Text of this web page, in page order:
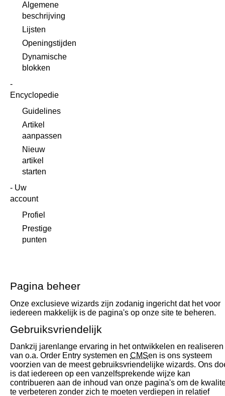
Algemene
beschrijving
Lijsten
Openingstijden
Dynamische
blokken
Encyclopedie
Guidelines
Artikel
aanpassen
Nieuw
artikel
starten
Uw
account
Profiel
Prestige
punten
Pagina beheer
Onze exclusieve wizards zijn zodanig ingericht dat het voor
iedereen makkelijk is de pagina's op onze site te beheren.
Gebruiksvriendelijk
Dankzij jarenlange ervaring in het ontwikkelen en realiseren
van o.a. Order Entry systemen en CMSen is ons systeem
voorzien van de meest gebruiksvriendelijke wizards. Ons
is dat iedereen op een vanzelfsprekende wijze kan
contribueren aan de inhoud van onze pagina's om de
te verbeteren zonder zich te moeten verdiepen in relatief